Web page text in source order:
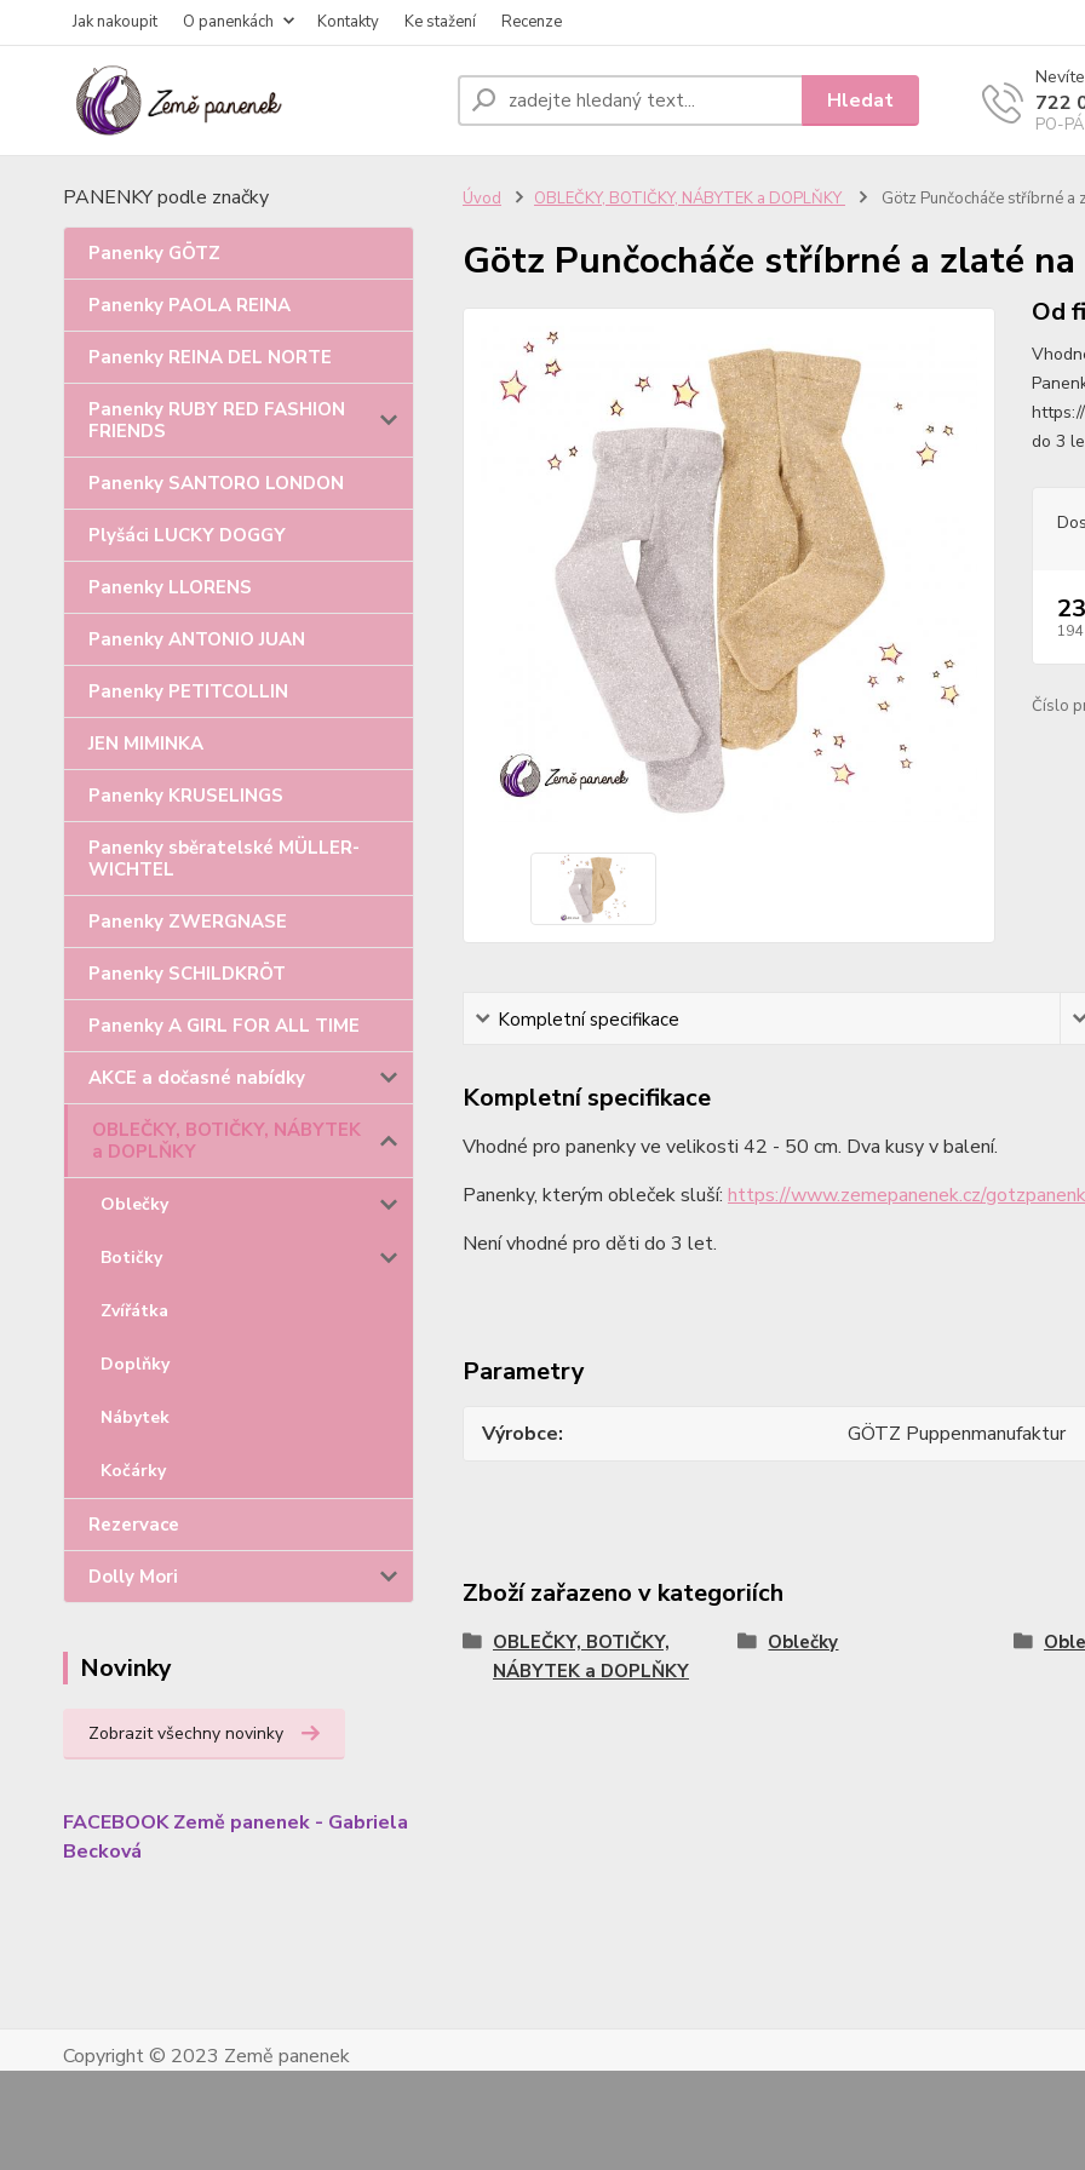
Jak nakoupit O panenkách Kontakty Ke stažení Recenze
Hledat 722
PO-
PANENKY podle značky
Panenky GÖTZ
Panenky PAOLA REINA
Panenky REINA DEL NORTE
Panenky RUBY RED FASHION
FRIENDS
Panenky SANTORO LONDON
Plyšáci LUCKY DOGGY
Panenky LLORENS
Panenky ANTONIO JUAN
Panenky PETITCOLLIN
JEN MIMINKA
Panenky KRUSELINGS
Panenky sběratelské MÜLLER-
WICHTEL
Panenky ZWERGNASE
Panenky SCHILDKRÖT
Panenky A GIRL FOR ALL TIME
AKCE a dočasné nabídky
OBLEČKY, BOTIČKY, NÁBYTEK
a DOPLŇKY
Oblečky
Botičky
Zvířátka
Doplňky
Nábytek
Kočárky
Rezervace
Dolly Mori
Novinky
Zobrazit všechny novinky
FACEBOOK Země panenek - Gabriela
Becková
Úvod OBLEČKY, BOTIČKY, NÁBYTEK a DOPLŇKY Götz Punčocháče stříbrné
Götz Punčocháče stříbrné a zlaté
Od
do 3
194
Číslo
Kompletní specifikace
Kompletní specifikace
Vhodné pro panenky ve velikosti 42 - 50 cm. Dva kusy v balení.
Panenky, kterým obleček sluší: https://www.zemepanenek.cz/
Není vhodné pro děti do 3 let.
Parametry
Výrobce GÖTZ Puppenmanufaktur
Zboží zařazeno v kategoriích
OBLEČKY, BOTIČKY,
NÁBYTEK a DOPLŇKY
Oblečky
Copyright © 2023 Země panenek